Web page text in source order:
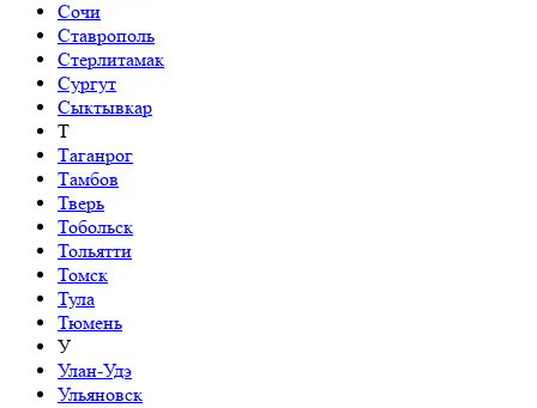
Сочи
Ставрополь
Стерлитамак
Сургут
Сыктывкар
Т
Таганрог
Тамбов
Тверь
Тобольск
Тольятти
Томск
Тула
Тюмень
У
Улан-Удэ
Ульяновск